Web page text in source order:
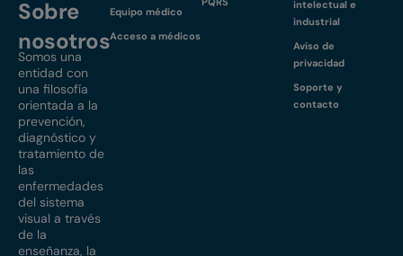
Sobre
nosotros
Somos una
entidad con
una filosofía
orientada a la
prevención,
diagnóstico y
tratamiento de
las
enfermedades
del sistema
visual a través
de la
enseñanza, la
Equipo médico
Acceso a médicos
intelectual e
industrial
Aviso de
privacidad
Soporte y
contacto